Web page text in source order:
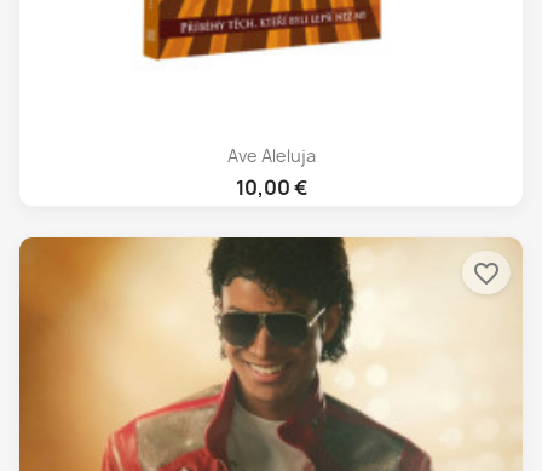
Ave Aleluja
10,00 €
favorite_border